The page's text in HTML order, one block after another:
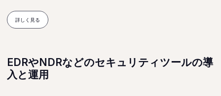
詳しく見る
EDRやNDRなどのセキュリティツールの導
入と運用